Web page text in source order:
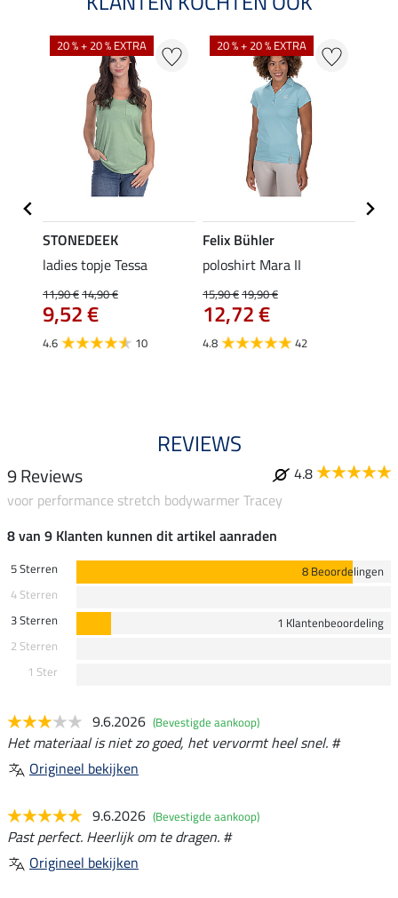
20 % + 20 % EXTRA
STONEDEEK
ladies topje Tessa
11,90 €14,90 €
9,52 €
4.6 10
20 % + 20 % EXTRA
Felix Bühler
poloshirt Mara II
15,90 €19,90 €
12,72 €
4.8 42
REVIEWS
9 Reviews
4.8
voor performance stretch bodywarmer Tracey
8 van 9 Klanten kunnen dit artikel aanraden
5 Sterren
8 Beoordelingen
4 Sterren
3 Sterren
1 Klantenbeoordeling
2 Sterren
1 Ster
9.6.2026 (Bevestigde aankoop)
Het materiaal is niet zo goed, het vervormt heel snel. #
Origineel bekijken
9.6.2026 (Bevestigde aankoop)
Past perfect. Heerlijk om te dragen. #
Origineel bekijken